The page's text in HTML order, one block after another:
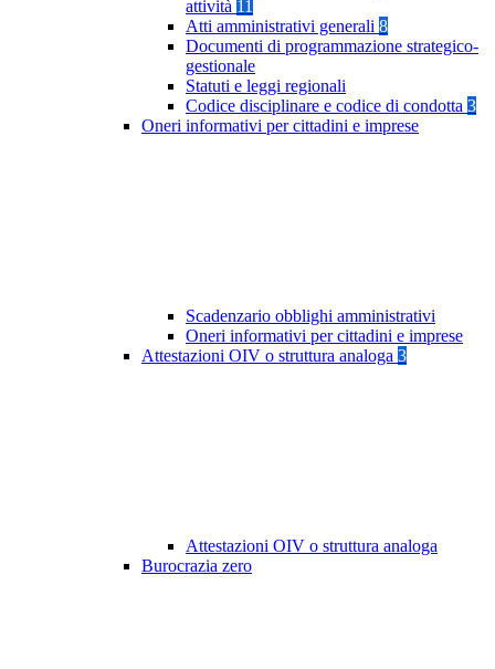
attività 11
Atti amministrativi generali 8
Documenti di programmazione strategico-
gestionale
Statuti e leggi regionali
Codice disciplinare e codice di condotta 3
Oneri informativi per cittadini e imprese
Scadenzario obblighi amministrativi
Oneri informativi per cittadini e imprese
Attestazioni OIV o struttura analoga 3
Attestazioni OIV o struttura analoga
Burocrazia zero